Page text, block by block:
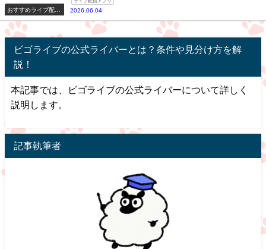
おすすめライブ配信
2026.06.04
ビゴライブの公式ライバーとは？条件や見分け方を解
説！
本記事では、ビゴライブの公式ライバーについて詳しく
説明します。
記事執筆者